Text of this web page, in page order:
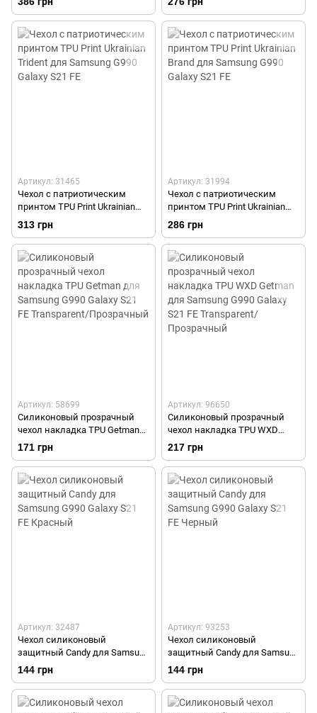
Черный
Артикул: 31465
Чехол с патриотическим
принтом TPU Print Ukrainian
Trident для Samsung G990
Galaxy S21 FE
313 грн
Артикул: 31994
Чехол с патриотическим
принтом TPU Print Ukrainian
Brand для Samsung G990
Galaxy S21 FE
286 грн
Артикул: 58699
Силиконовый прозрачный
чехол накладка TPU Getman
для Samsung G990 Galaxy S21
FE Transparent/Прозрачный
171 грн
Артикул: 96650
Силиконовый прозрачный
чехол накладка TPU WXD
Getman для Samsung G990
Galaxy S21 FE Transparent/
Прозрачный
217 грн
Артикул: 32487
Чехол силиконовый
защитный Candy для Samsung
G990 Galaxy S21 FE Красный
144 грн
Артикул: 93253
Чехол силиконовый
защитный Candy для Samsung
G990 Galaxy S21 FE Черный
144 грн